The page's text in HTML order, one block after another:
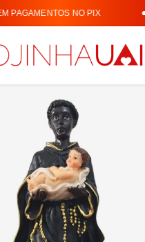
PAGAMENTOS NO PIX